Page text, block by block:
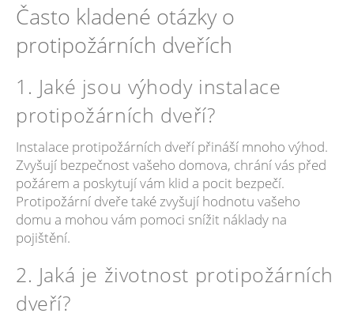
Často kladené otázky o
protipožárních dveřích
1. Jaké jsou výhody instalace
protipožárních dveří?
Instalace protipožárních dveří přináší mnoho výhod.
Zvyšují bezpečnost vašeho domova, chrání vás před
požárem a poskytují vám klid a pocit bezpečí.
Protipožární dveře také zvyšují hodnotu vašeho
domu a mohou vám pomoci snížit náklady na
pojištění.
2. Jaká je životnost protipožárních
dveří?